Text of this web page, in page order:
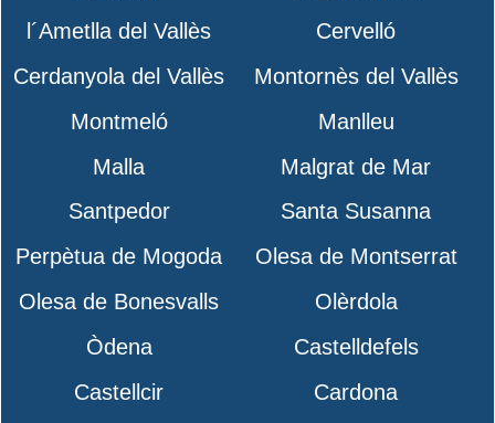
l´Ametlla del Vallès
Cervelló
Cerdanyola del Vallès
Montornès del Vallès
Montmeló
Manlleu
Malla
Malgrat de Mar
Santpedor
Santa Susanna
Perpètua de Mogoda
Olesa de Montserrat
Olesa de Bonesvalls
Olèrdola
Òdena
Castelldefels
Castellcir
Cardona